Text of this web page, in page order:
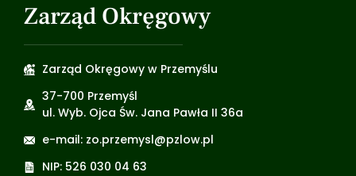
Zarząd Okręgowy
Zarząd Okręgowy w Przemyślu
37-700 Przemyśl
ul. Wyb. Ojca Św. Jana Pawła II 36a
e-mail: zo.przemysl@pzlow.pl
NIP: 526 030 04 63